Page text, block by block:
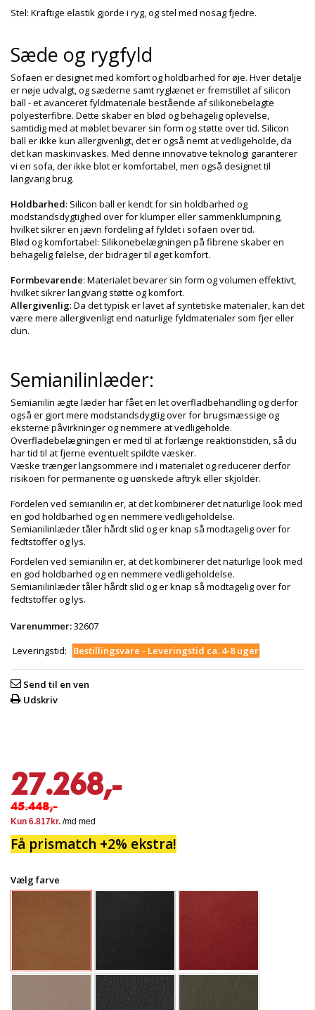
Stel: Kraftige elastik gjorde i ryg, og stel med nosag fjedre.
Sæde og rygfyld
Sofaen er designet med komfort og holdbarhed for øje. Hver detalje
er nøje udvalgt, og sæderne samt ryglænet er fremstillet af silicon
ball - et avanceret fyldmateriale bestående af silikonebelagte
polyesterfibre. Dette skaber en blød og behagelig oplevelse,
samtidig med at møblet bevarer sin form og støtte over tid. Silicon
ball er ikke kun allergivenligt, det er også nemt at vedligeholde, da
det kan maskinvaskes. Med denne innovative teknologi garanterer
vi en sofa, der ikke blot er komfortabel, men også designet til
langvarig brug.
Holdbarhed: Silicon ball er kendt for sin holdbarhed og
modstandsdygtighed over for klumper eller sammenklumpning,
hvilket sikrer en jævn fordeling af fyldet i sofaen over tid.
Blød og komfortabel: Silikonebelægningen på fibrene skaber en
behagelig følelse, der bidrager til øget komfort.
Formbevarende: Materialet bevarer sin form og volumen effektivt,
hvilket sikrer langvarig støtte og komfort.
Allergivenlig: Da det typisk er lavet af syntetiske materialer, kan det
være mere allergivenligt end naturlige fyldmaterialer som fjer eller
dun.
Semianilinlæder:
Semianilin ægte læder har fået en let overfladbehandling og derfor
også er gjort mere modstandsdygtig over for brugsmæssige og
eksterne påvirkninger og nemmere at vedligeholde.
Overfladebelægningen er med til at forlænge reaktionstiden, så du
har tid til at fjerne eventuelt spildte væsker.
Væske trænger langsommere ind i materialet og reducerer derfor
risikoen for permanente og uønskede aftryk eller skjolder.
Fordelen ved semianilin er, at det kombinerer det naturlige look med
en god holdbarhed og en nemmere vedligeholdelse.
Semianilinlæder tåler hårdt slid og er knap så modtagelig over for
fedtstoffer og lys.
Fordelen ved semianilin er, at det kombinerer det naturlige look med
en god holdbarhed og en nemmere vedligeholdelse.
Semianilinlæder tåler hårdt slid og er knap så modtagelig over for
fedtstoffer og lys.
Varenummer:32607
Leveringstid:
Bestillingsvare - Leveringstid ca. 4-8 uger
Send til en ven
Udskriv
27.268,-
45.448,-
Få prismatch +2% ekstra!
Vælg farve